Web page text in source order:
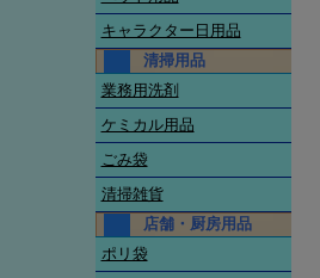
キャラクター日用品
清掃用品
業務用洗剤
ケミカル用品
ごみ袋
清掃雑貨
店舗・厨房用品
ポリ袋